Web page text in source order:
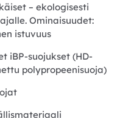
– ekologisesti
Ominaisuudet:
istuvuus
iBP-suojukset (HD-
polypropeenisuoja)